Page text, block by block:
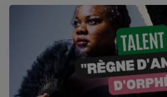
Talents
Top 5